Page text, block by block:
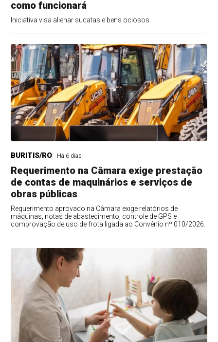
como funcionará
Iniciativa visa alienar sucatas e bens ociosos.
BURITIS/RO Há 6 dias
Requerimento na Câmara exige prestação
de contas de maquinários e serviços de
obras públicas
Requerimento aprovado na Câmara exige relatórios de
máquinas, notas de abastecimento, controle de GPS e
comprovação de uso de frota ligada ao Convênio nº 010/2026.